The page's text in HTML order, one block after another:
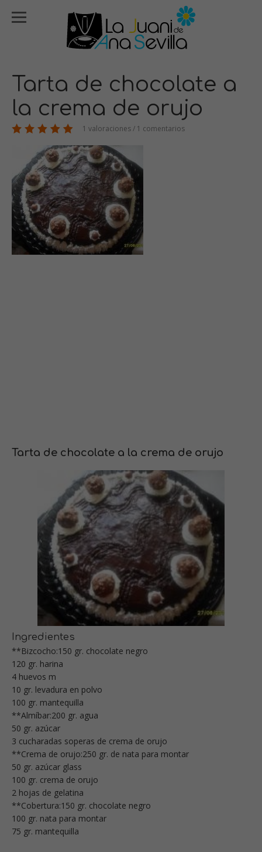
Tarta de chocolate a
la crema de orujo
1 valoraciones / 1 comentarios
Tarta de chocolate a la crema de orujo
Ingredientes
**Bizcocho:150 gr. chocolate negro
120 gr. harina
4 huevos m
10 gr. levadura en polvo
100 gr. mantequilla
**Almíbar:200 gr. agua
50 gr. azúcar
3 cucharadas soperas de crema de orujo
**Crema de orujo:250 gr. de nata para montar
50 gr. azúcar glass
100 gr. crema de orujo
2 hojas de gelatina
**Cobertura:150 gr. chocolate negro
100 gr. nata para montar
75 gr. mantequilla